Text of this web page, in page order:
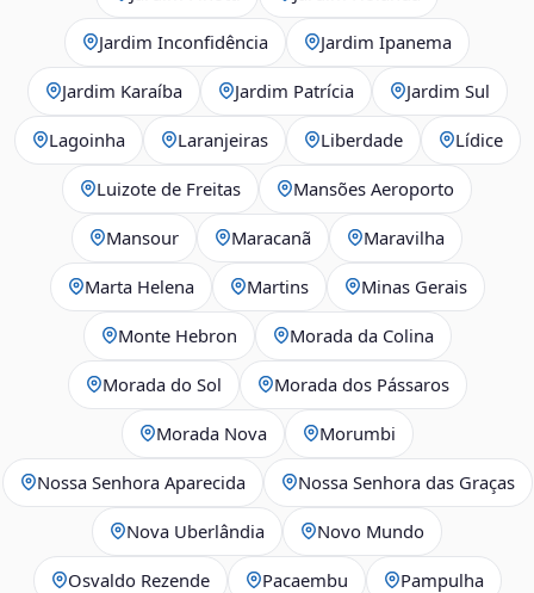
Jardim Inconfidência Jardim Ipanema
Jardim Karaíba Jardim Patrícia Jardim Sul
Lagoinha Laranjeiras Liberdade Lídice
Luizote de Freitas Mansões Aeroporto
Mansour Maracanã Maravilha
Marta Helena Martins Minas Gerais
Monte Hebron Morada da Colina
Morada do Sol Morada dos Pássaros
Morada Nova Morumbi
Nossa Senhora Aparecida Nossa Senhora das Graças
Nova Uberlândia Novo Mundo
Osvaldo Rezende Pacaembu Pampulha